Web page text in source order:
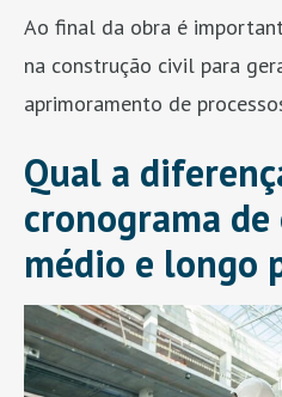
Ao final da obra é
na construção civil para
aprimoramento de
Qual a
cronograma de
médio e longo